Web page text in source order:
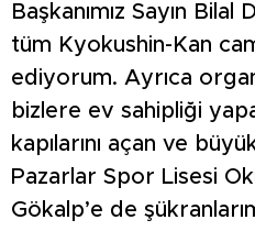
Başkanımız Sayın Bilal
tüm Kyokushin-Kan
ediyorum. Ayrıca
bizlere ev sahipliği
kapılarını açan ve
Pazarlar Spor Lisesi
Gökalp’e de